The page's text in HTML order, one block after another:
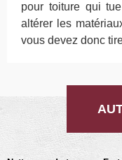
pour toiture qui
altérer les
vous devez donc